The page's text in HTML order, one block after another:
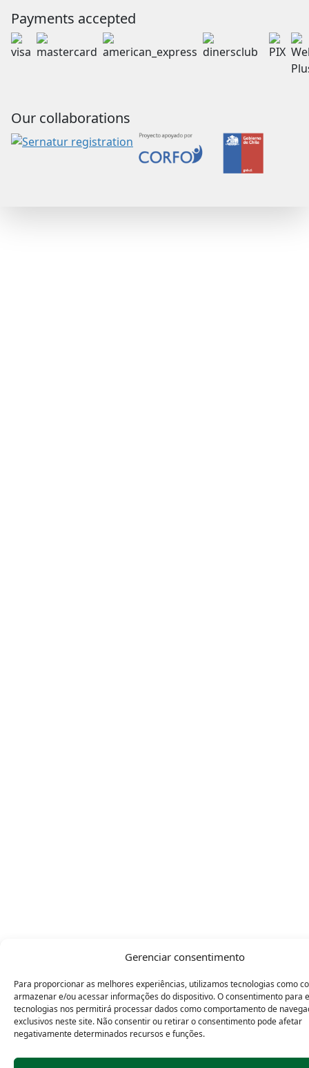
Gerenciar consentimento
Para proporcionar as melhores experiências, utilizamos tecnologias como
armazenar e/ou acessar informações do dispositivo. O consentimento para
tecnologias nos permitirá processar dados como comportamento de
exclusivos neste site. Não consentir ou retirar o consentimento pode afetar
negativamente determinados recursos e funções.
Payments accepted
Our collaborations